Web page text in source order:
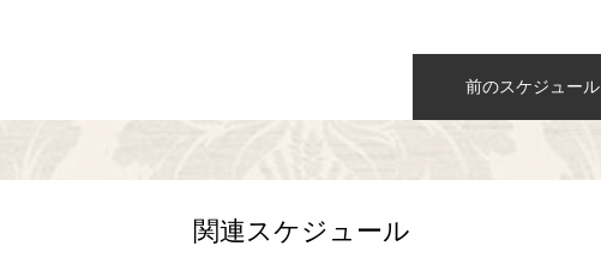
前のスケジュール
関連スケジュール